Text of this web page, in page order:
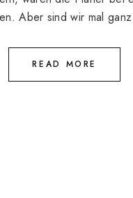
Aber sind wir mal
READ MORE